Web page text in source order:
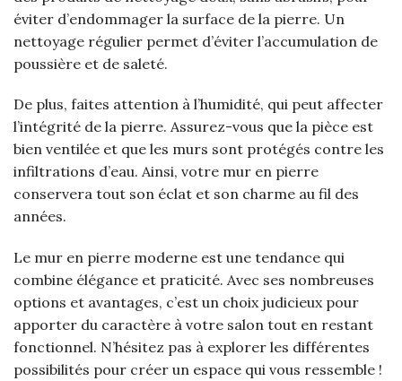
éviter d’endommager la surface de la pierre. Un
nettoyage régulier permet d’éviter l’accumulation de
poussière et de saleté.
De plus, faites attention à l’humidité, qui peut affecter
l’intégrité de la pierre. Assurez-vous que la pièce est
bien ventilée et que les murs sont protégés contre les
infiltrations d’eau. Ainsi, votre mur en pierre
conservera tout son éclat et son charme au fil des
années.
Le mur en pierre moderne est une tendance qui
combine élégance et praticité. Avec ses nombreuses
options et avantages, c’est un choix judicieux pour
apporter du caractère à votre salon tout en restant
fonctionnel. N’hésitez pas à explorer les différentes
possibilités pour créer un espace qui vous ressemble !